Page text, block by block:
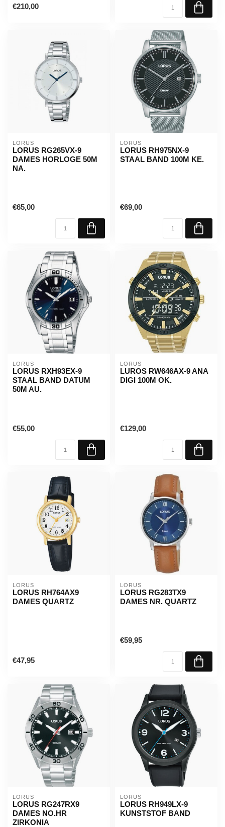
€210,00
LORUS
LORUS RG265VX-9
DAMES HORLOGE 50M
NA.
€65,00
LORUS
LORUS RH975NX-9
STAAL BAND 100M KE.
€69,00
LORUS
LORUS RXH93EX-9
STAAL BAND DATUM
50M AU.
€55,00
LORUS
LUROS RW646AX-9 ANA
DIGI 100M OK.
€129,00
LORUS
LORUS RH764AX9
DAMES QUARTZ
€47,95
LORUS
LORUS RG283TX9
DAMES NR. QUARTZ
€59,95
LORUS
LORUS RG247RX9
DAMES NO.HR
ZIRKONIA
LORUS
LORUS RH949LX-9
KUNSTSTOF BAND